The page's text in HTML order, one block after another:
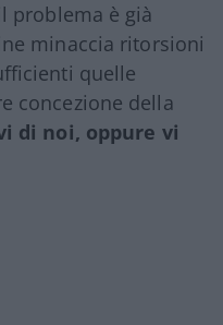
problema è già
minaccia ritorsioni
quelle
concezione della
di noi, oppure vi